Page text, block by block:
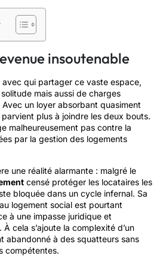
insoutenable
avec qui partager ce vaste espace,
mais aussi de charges
un loyer absorbant quasiment
plus à joindre les deux bouts.
malheureusement pas contre la
par la gestion des logements
une réalité alarmante : malgré le
censé protéger les locataires les
bloquée dans un cycle infernal. Sa
logement social est pourtant
à une impasse juridique et
cela s’ajoute la complexité d’un
abandonné à des squatteurs sans
compétentes.